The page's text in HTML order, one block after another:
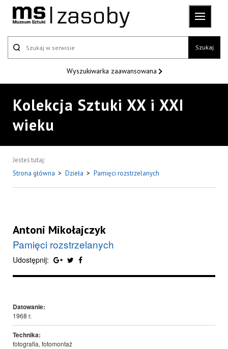
Szukaj
Wyszukiwarka zaawansowana
Kolekcja Sztuki XX i XXI
wieku
Jesteś tutaj:
Strona główna > Dzieła > Pamięci rozstrzelanych
Antoni Mikołajczyk
Pamięci rozstrzelanych
Udostępnij:
Datowanie:
1968 r.
Technika:
fotografia, fotomontaż